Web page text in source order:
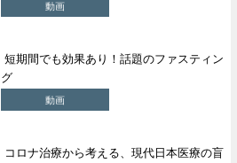
動画
短期間でも効果あり！話題のファスティン
グ
動画
コロナ治療から考える、現代日本医療の盲